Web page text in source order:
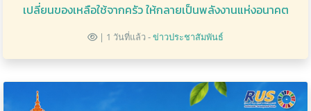
เปลี่ยนของเหลือใช้จากครัว ให้กลายเป็นพลังงานแห่งอนาคต
| 1 วันที่แล้ว -ข่าวประชาสัมพันธ์